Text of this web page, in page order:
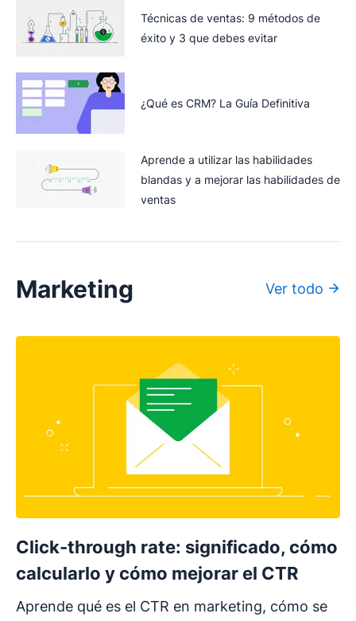
Técnicas de ventas: 9 métodos de
éxito y 3 que debes evitar
¿Qué es CRM? La Guía Definitiva
Aprende a utilizar las habilidades
blandas y a mejorar las habilidades de
ventas
Marketing Ver todo
Click-through rate: significado, cómo
calcularlo y cómo mejorar el CTR
Aprende qué es el CTR en marketing, cómo se